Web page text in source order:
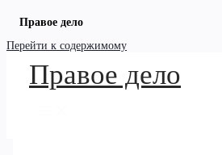
Правое дело
Перейти к содержимому
Правое дело